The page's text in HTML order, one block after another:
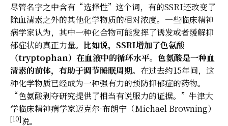
尽管名字之中含有“选择性”这个词，有的SSRI还改变了
除血清素之外的其他化学物质的相对浓度。一些临床精神
病学家认为，其中一种化合物可能发挥了诱发或者缓解抑
郁症状的真正力量。 比如说， SSRI增加了色氨酸
（tryptophan）在血液中的循环水平。色氨酸是一种血
清素的前体，有助于调节睡眠周期。 在过去约15年间，这
种化学物质已经成为一种强有力的预防抑郁症的药物。
“色氨酸剥夺研究提供了相当有说服力的证据。”牛津大
学临床精神病学家迈克尔·布朗宁（Michael Browning）
[10]说。